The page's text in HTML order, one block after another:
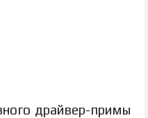
драйвер-примы